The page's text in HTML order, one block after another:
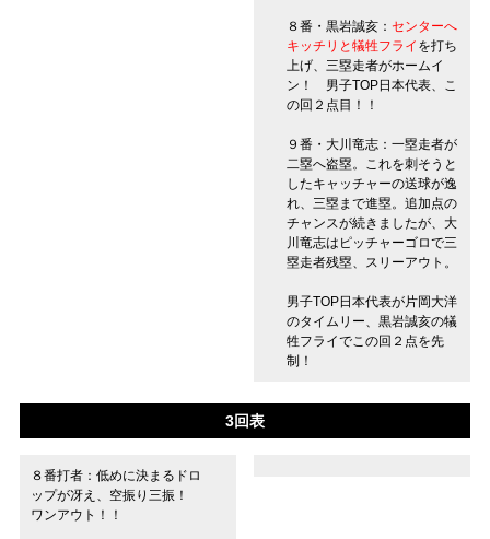
８番・黒岩誠亥：センターへ
キッチリと犠牲フライ を打ち
上げ、三塁走者がホームイ
ン！ 男子TOP日本代表、こ
の回２点目！！
９番・大川竜志：一塁走者が
二塁へ盗塁。これを刺そうと
したキャッチャーの送球が逸
れ、三塁まで進塁。追加点の
チャンスが続きましたが、大
川竜志はピッチャーゴロで三
塁走者残塁、スリーアウト。
男子TOP日本代表が片岡大洋
のタイムリー、黒岩誠亥の犠
牲フライでこの回２点を先
制！
3回表
８番打者：低めに決まるドロ
ップが冴え、空振り三振！
ワンアウト！！